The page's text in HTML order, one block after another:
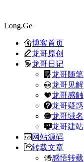
Long.Ge
博客首页
龙哥原创
龙哥日记
龙哥随笔
龙哥见解
龙哥感触
龙哥疑惑
龙哥域名
龙哥建站
网站源码
转载文章
感悟转载